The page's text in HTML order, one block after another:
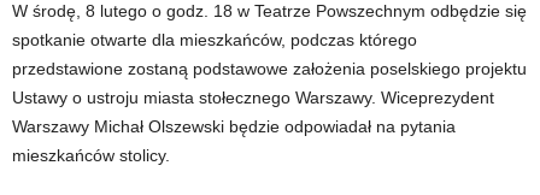
W środę, 8 lutego o godz. 18 w Teatrze Powszechnym odbędzie się
spotkanie otwarte dla mieszkańców, podczas którego
przedstawione zostaną podstawowe założenia poselskiego projektu
Ustawy o ustroju miasta stołecznego Warszawy. Wiceprezydent
Warszawy Michał Olszewski będzie odpowiadał na pytania
mieszkańców stolicy.